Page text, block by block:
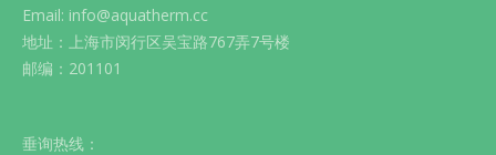
Email: info@aquatherm.cc
地址：上海市闵行区吴宝路767弄7号楼
邮编：201101
垂询热线：